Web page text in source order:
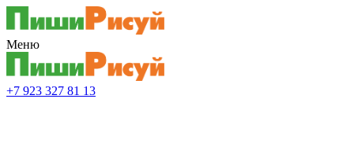
Меню
+7 923 327 81 13